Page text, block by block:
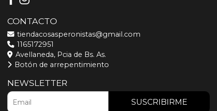
CONTACTO
tiendacosasperonistas@gmail.com
1165172951
Avellaneda, Pcia de Bs. As.
Botón de arrepentimiento
NEWSLETTER
SUSCRIBIRME